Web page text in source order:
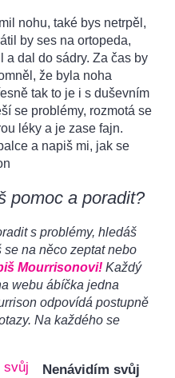
nohu, také bys netrpěl,
by ses na ortopeda,
a dal do sádry. Za čas by
že byla noha
tak to je i s duševním
se problémy, rozmotá se
léky a je zase fajn.
a napiš mi, jak se
pomoc a poradit?
s problémy, hledáš
se na něco zeptat nebo
Mourrisonovi! Každý
webu ábíčka jedna
odpovídá postupně
Na každého se
Nenávidím svůj